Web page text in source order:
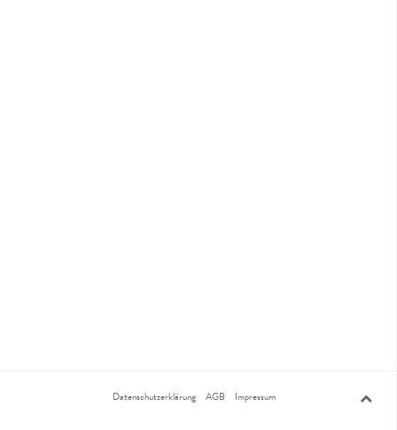
Datenschutzerklärung AGB Impressum